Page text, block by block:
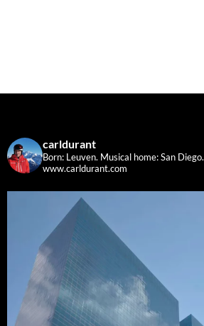
carldurant
Born: Leuven. Musical home: San Diego.
www.carldurant.com